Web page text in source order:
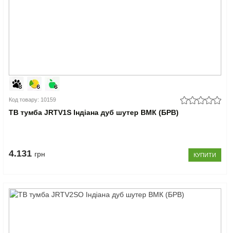
Код товару: 10159
ТВ тумба JRTV1S Індіана дуб шутер ВМК (БРВ)
4.131 грн КУПИТИ